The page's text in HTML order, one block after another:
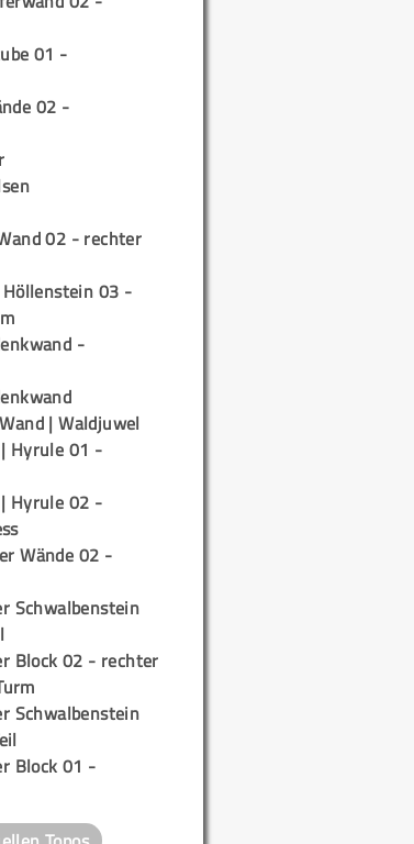
01 -
02 -
02 - rechter
03 -
-
| Waldjuwel
Hyrule 01 -
Hyrule 02 -
Wände 02 -
Schwalbenstein
Block 02 - rechter
Schwalbenstein
Block 01 -